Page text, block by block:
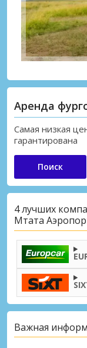
Аренда
Самая низкая
гарантирована
Поиск
4 лучших
Мтата
Важная